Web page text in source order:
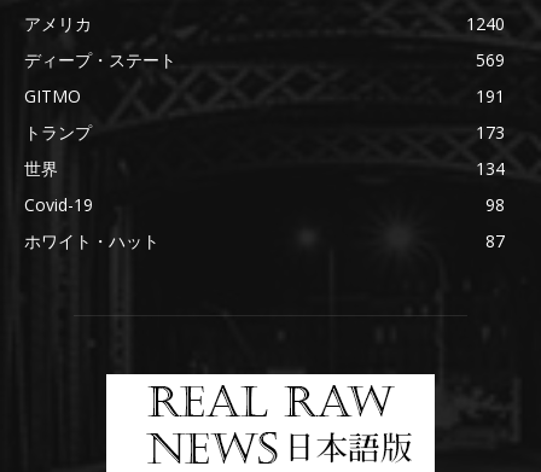
アメリカ
1240
ディープ・ステート
569
GITMO
191
トランプ
173
世界
134
Covid-19
98
ホワイト・ハット
87